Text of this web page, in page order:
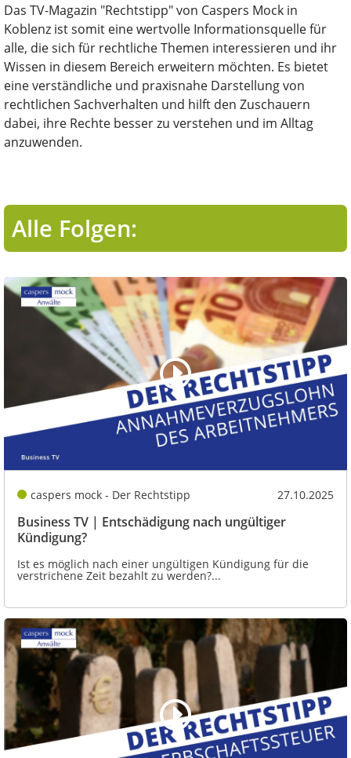
Das TV-Magazin "Rechtstipp" von Caspers Mock in
Koblenz ist somit eine wertvolle Informationsquelle für
alle, die sich für rechtliche Themen interessieren und ihr
Wissen in diesem Bereich erweitern möchten. Es bietet
eine verständliche und praxisnahe Darstellung von
rechtlichen Sachverhalten und hilft den Zuschauern
dabei, ihre Rechte besser zu verstehen und im Alltag
anzuwenden.
Alle Folgen:
caspers mock - Der Rechtstipp 27.10.2025
Business TV | Entschädigung nach ungültiger
Kündigung?
Ist es möglich nach einer ungültigen Kündigung für die
verstrichene Zeit bezahlt zu werden?...